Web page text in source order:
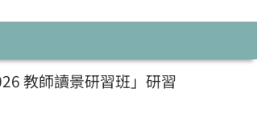
教師讀景研習班」研習